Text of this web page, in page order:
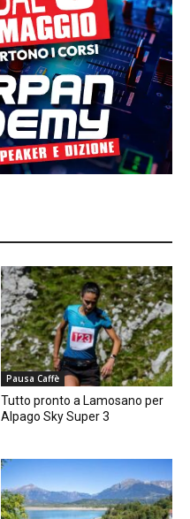
Pausa Caffè
Tutto pronto a Lamosano per
Alpago Sky Super 3